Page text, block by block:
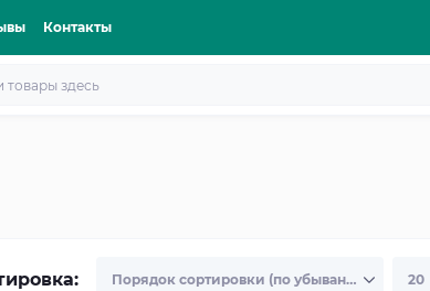
Контакты